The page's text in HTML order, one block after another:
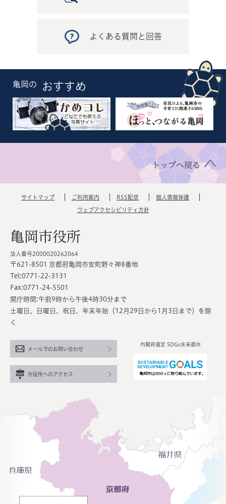
よくある質問と回答
亀岡の おすすめ
トップへ戻る
サイトマップ ご利用案内 RSS配信 個人情報保護
ウェブアクセシビリティ方針
亀岡市役所
法人番号2000020262064
〒621-8501 京都府亀岡市安町野々神8番地
Tel:0771-22-3131
Fax:0771-24-5501
開庁時間:午前9時から午後4時30分まで
土曜日、日曜日、祝日、年末年始（12月29日から1月3日まで）を除
く
内閣府選定 SDGs未来都市
メールでのお問い合わせ
市役所へのアクセス